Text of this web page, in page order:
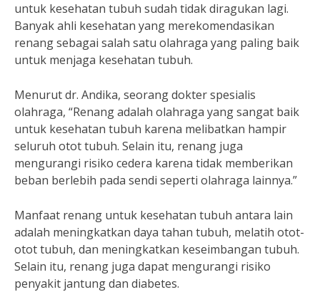
untuk kesehatan tubuh sudah tidak diragukan lagi.
Banyak ahli kesehatan yang merekomendasikan
renang sebagai salah satu olahraga yang paling baik
untuk menjaga kesehatan tubuh.
Menurut dr. Andika, seorang dokter spesialis
olahraga, “Renang adalah olahraga yang sangat baik
untuk kesehatan tubuh karena melibatkan hampir
seluruh otot tubuh. Selain itu, renang juga
mengurangi risiko cedera karena tidak memberikan
beban berlebih pada sendi seperti olahraga lainnya.”
Manfaat renang untuk kesehatan tubuh antara lain
adalah meningkatkan daya tahan tubuh, melatih otot-
otot tubuh, dan meningkatkan keseimbangan tubuh.
Selain itu, renang juga dapat mengurangi risiko
penyakit jantung dan diabetes.